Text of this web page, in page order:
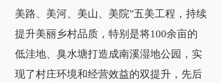
美路、美河、美山、美院”五美工程，持续
提升美丽乡村品质，特别是将100余亩的
低洼地、臭水塘打造成南溪湿地公园，实
现了村庄环境和经营效益的双提升，先后